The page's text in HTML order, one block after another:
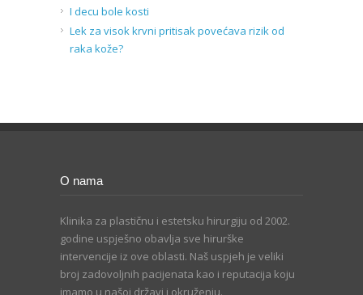
I decu bole kosti
Lek za visok krvni pritisak povećava rizik od
raka kože?
O nama
Klinika za plastičnu i estetsku hirurgiju od 2002.
godine uspješno obavlja sve hirurške
intervencije iz ove oblasti. Naš uspjeh je veliki
broj zadovoljnih pacijenata kao i reputacija koju
imamo u našoj državi i okruženju.